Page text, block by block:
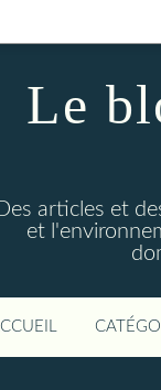
Le
articles et
et